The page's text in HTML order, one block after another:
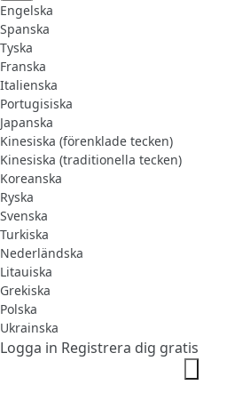
Engelska
Spanska
Tyska
Franska
Italienska
Portugisiska
Japanska
Kinesiska (förenklade tecken)
Kinesiska (traditionella tecken)
Koreanska
Ryska
Svenska
Turkiska
Nederländska
Litauiska
Grekiska
Polska
Ukrainska
Logga in Registrera dig gratis